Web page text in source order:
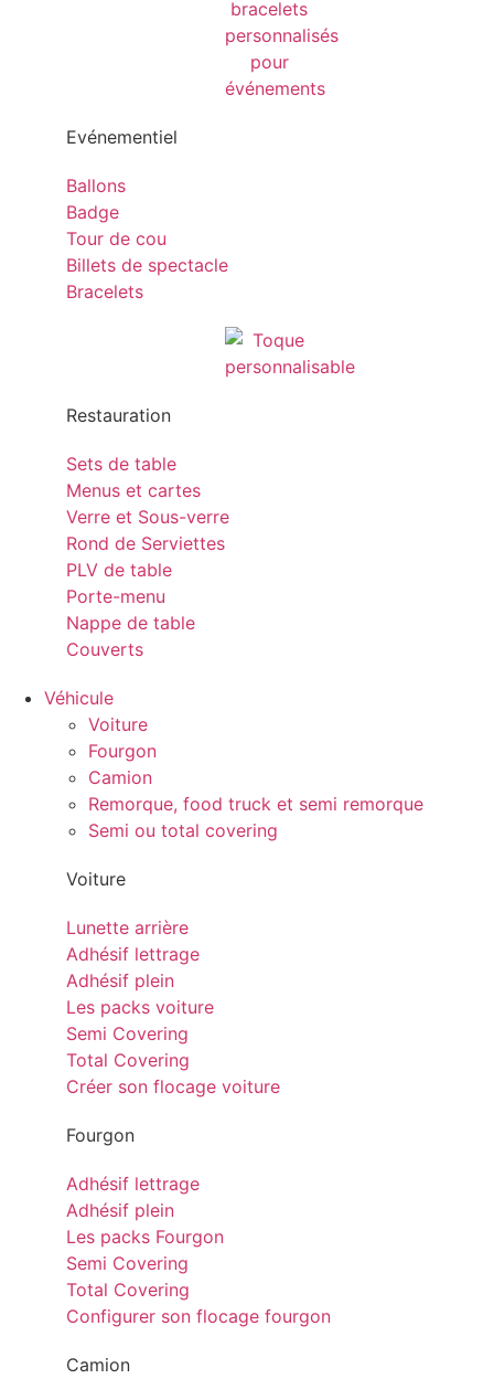
Evénementiel
Ballons
Badge
Tour de cou
Billets de spectacle
Bracelets
Restauration
Sets de table
Menus et cartes
Verre et Sous-verre
Rond de Serviettes
PLV de table
Porte-menu
Nappe de table
Couverts
Véhicule
Voiture
Fourgon
Camion
Remorque, food truck et semi remorque
Semi ou total covering
Voiture
Lunette arrière
Adhésif lettrage
Adhésif plein
Les packs voiture
Semi Covering
Total Covering
Créer son flocage voiture
Fourgon
Adhésif lettrage
Adhésif plein
Les packs Fourgon
Semi Covering
Total Covering
Configurer son flocage fourgon
Camion